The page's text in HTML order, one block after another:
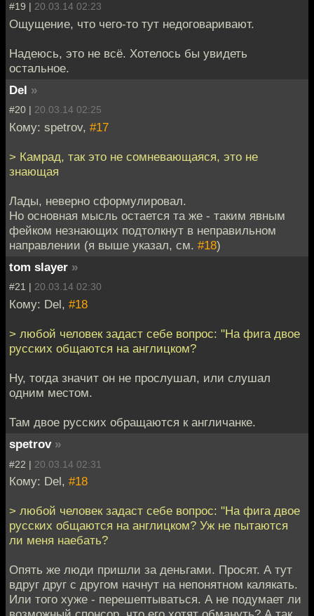
#19 | 20.03.14 02:23
Ощущение, что чего-то тут недоговаривают.
Надеюсь, это не всё. Хотелось бы увидеть
остальное.
Del »
#20 | 20.03.14 02:25
Кому: spetrov, #17
> Камрад, так это не сомневающаяся, это не
знающая
Лады, неверно сформулировал.
Но основная мысль остается та же - таким явным
фейком незнающих подтолкнут в неправильном
направлении (я выше указал, см. #18)
tom slayer »
#21 | 20.03.14 02:30
Кому: Del, #18
> любой человек задаст себе вопрос: "На фига двое
русских общаются на англицком?
Ну, тогда значит он не прослушал, или слушал
одним местом.
Там двое русских обращаются к англичанке.
spetrov »
#22 | 20.03.14 02:31
Кому: Del, #18
> любой человек задаст себе вопрос: "На фига двое
русских общаются на англицком? Уж не пытаются
ли меня наебать?
Опять же люди пришли за деньгами. Просят. А тут
вдруг друг с другом начнут на непонятном калякать.
Или того хуже - перешептываться. А не подумает ли